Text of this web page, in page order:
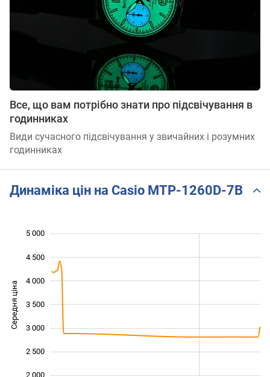
Все, що вам потрібно знати про підсвічування в
годинниках
Види сучасного підсвічування у звичайних і розумних
годинниках
Динаміка цін на Casio MTP-1260D-7B
Середня ціна 2 000
2 000
2 500
3 000
3 500
4 000
4 500
5 000